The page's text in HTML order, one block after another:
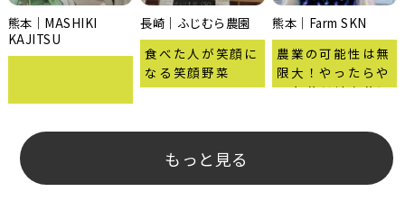
熊本｜MASHIKI
KAJITSU
長崎｜ふじむら農園
食べた人が笑顔に
なる笑顔野菜
熊本｜Farm SKN
農業の可能性は無
限大！やったらや
った分だけ自分に
もっと見る